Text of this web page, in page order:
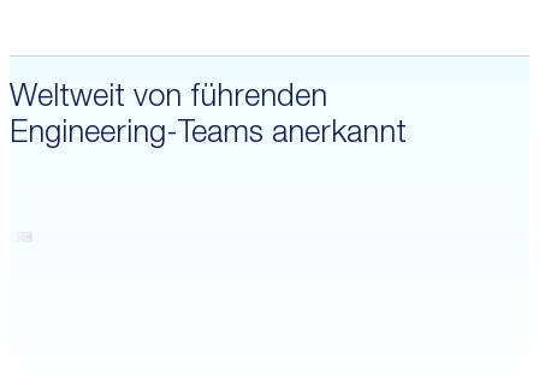
Weltweit von führenden
Engineering-Teams anerkannt